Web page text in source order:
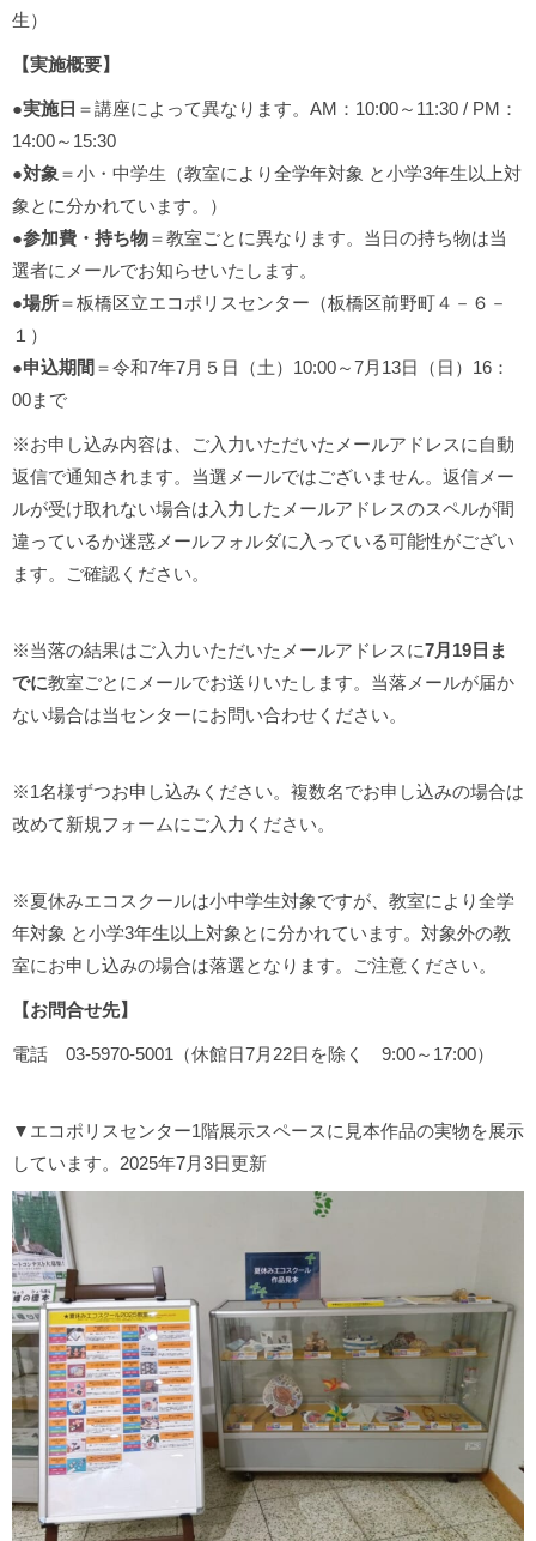
生）
【実施概要】
●実施日 ＝講座によって異なります。AM：10:00～11:30 / PM：
14:00～15:30
●対象 ＝小・中学生（教室により全学年対象 と小学3年生以上対
象とに分かれています。）
●参加費・持ち物＝教室ごとに異なります。当日の持ち物は当
選者にメールでお知らせいたします。
●場所＝板橋区立エコポリスセンター（板橋区前野町４－６－
１）
●申込期間 ＝令和7年7月５日（土）10:00～7月13日（日）16：
00まで
※お申し込み内容は、ご入力いただいたメールアドレスに自動
返信で通知されます。当選メールではございません。返信メー
ルが受け取れない場合は入力したメールアドレスのスペルが間
違っているか迷惑メールフォルダに入っている可能性がござい
ます。ご確認ください。
※当落の結果はご入力いただいたメールアドレスに7月19日ま
でに教室ごとにメールでお送りいたします。当落メールが届か
ない場合は当センターにお問い合わせください。
※1名様ずつお申し込みください。複数名でお申し込みの場合は
改めて新規フォームにご入力ください。
※夏休みエコスクールは小中学生対象ですが、教室により全学
年対象 と小学3年生以上対象とに分かれています。対象外の教
室にお申し込みの場合は落選となります。ご注意ください。
【お問合せ先】
電話 03-5970-5001（休館日7月22日を除く 9:00～17:00）
▼エコポリスセンター1階展示スペースに見本作品の実物を展示
しています。2025年7月3日更新